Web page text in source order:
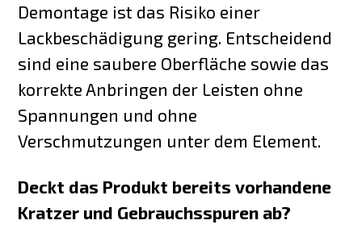
Demontage ist das Risiko einer
Lackbeschädigung gering. Entscheidend
sind eine saubere Oberfläche sowie das
korrekte Anbringen der Leisten ohne
Spannungen und ohne
Verschmutzungen unter dem Element.
Deckt das Produkt bereits vorhandene
Kratzer und Gebrauchsspuren ab?